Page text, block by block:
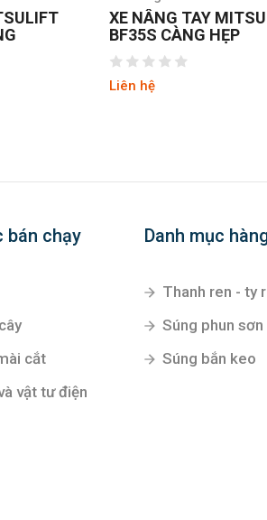
TAY MITSULIFT
CÀNG HẸP
XE
BF50M
bán chạy
cắt
vật tư điện
Danh mục
Thanh ren - ty
Súng phun sơn
Súng bắn keo